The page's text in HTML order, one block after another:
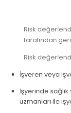
Risk
tarafından
Risk
İşveren veya
İşyerinde
uzmanları ile